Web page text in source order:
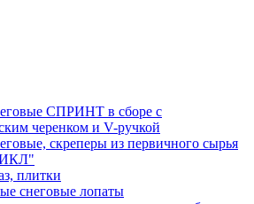
СПРИНТ в сборе с
черенком и V-ручкой
скреперы из первичного сырья
плитки
снеговые лопаты